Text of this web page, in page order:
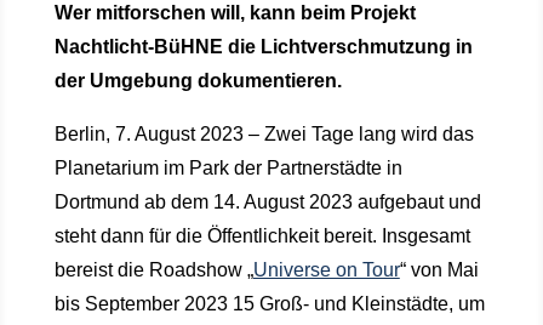
Wer mitforschen will, kann beim Projekt
Nachtlicht-BüHNE die Lichtverschmutzung in
der Umgebung dokumentieren.
Berlin, 7. August 2023 – Zwei Tage lang wird das
Planetarium im Park der Partnerstädte in
Dortmund ab dem 14. August 2023 aufgebaut und
steht dann für die Öffentlichkeit bereit. Insgesamt
bereist die Roadshow „Universe on Tour“ von Mai
bis September 2023 15 Groß- und Kleinstädte, um